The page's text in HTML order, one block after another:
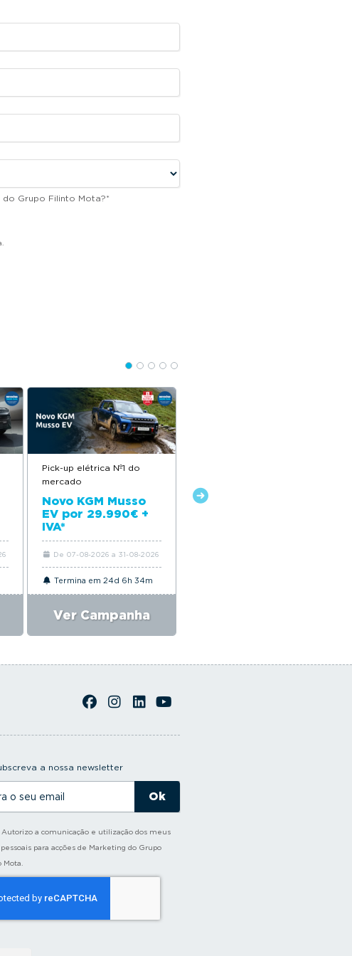
Grupo Filinto Mota?*
Pick-up elétrica Nº1 do
mercado
Novo KGM Musso
EV por 29.990€ +
IVA*
De 07-08-2026 a 31-08-2026
Termina em 24d 6h 34m
Ver Campanha
Novo Citroën ë-C4
a nossa newsletter
Autorizo a comunicação e utilização dos meus
pessoais para acções de Marketing do Grupo